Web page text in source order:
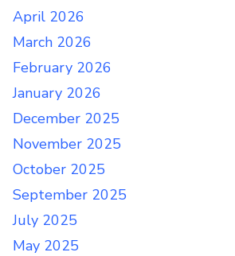
April 2026
March 2026
February 2026
January 2026
December 2025
November 2025
October 2025
September 2025
July 2025
May 2025